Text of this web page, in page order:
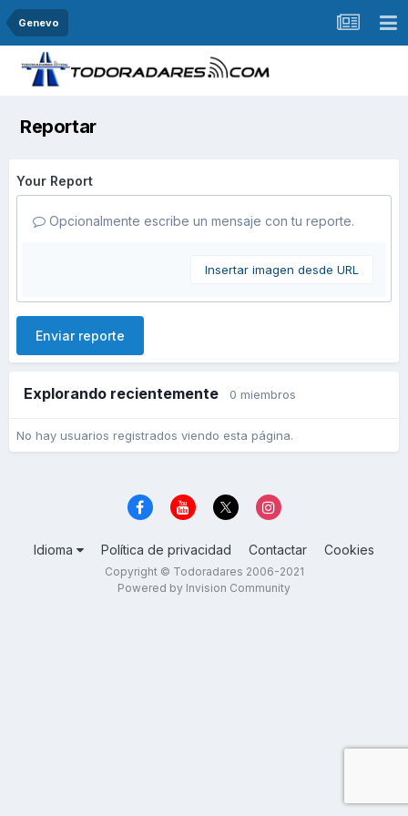
Genevo
Reportar
Your Report
Opcionalmente escribe un mensaje con tu reporte.
Insertar imagen desde URL
Enviar reporte
Explorando recientemente 0 miembros
No hay usuarios registrados viendo esta página.
Idioma Política de privacidad Contactar Cookies
Copyright © Todoradares 2006-2021
Powered by Invision Community